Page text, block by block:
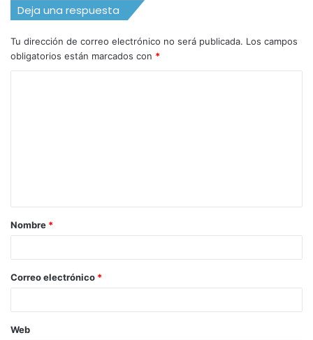
Deja una respuesta
Tu dirección de correo electrónico no será publicada. Los campos
obligatorios están marcados con *
a
r
*
Nombre *
Correo electrónico *
Web